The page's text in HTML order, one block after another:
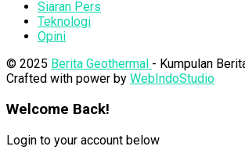
Siaran Pers
Teknologi
Opini
© 2025 Berita Geothermal - Kumpulan
Crafted with power by WebIndoStudio
Welcome Back!
Login to your account below